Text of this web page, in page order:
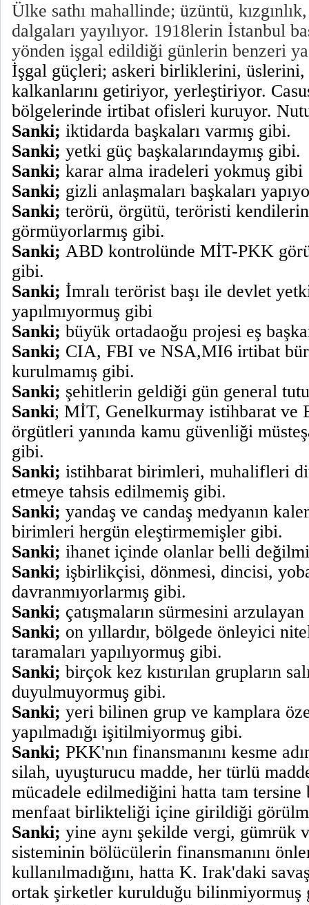
Ülke sathı mahallinde; üzüntü,
dalgaları yayılıyor. 1918lerin İstanbul
yönden işgal edildiği günlerin benzeri
İşgal güçleri; askeri birliklerini, üslerini,
kalkanlarını getiriyor, yerleştiriyor.
bölgelerinde irtibat ofisleri kuruyor.
Sanki; iktidarda başkaları varmış gibi.
Sanki; yetki güç başkalarındaymış gibi.
Sanki; karar alma iradeleri yokmuş gibi
Sanki; gizli anlaşmaları başkaları
Sanki; terörü, örgütü, teröristi
görmüyorlarmış gibi.
Sanki; ABD kontrolünde MİT-PKK
gibi.
Sanki; İmralı terörist başı ile devlet
yapılmıyormuş gibi
Sanki; büyük ortadaoğu projesi eş
Sanki; CIA, FBI ve NSA,MI6 irtibat
kurulmamış gibi.
Sanki; şehitlerin geldiği gün general
Sanki; MİT, Genelkurmay istihbarat ve
örgütleri yanında kamu güvenliği
gibi.
Sanki; istihbarat birimleri, muhalifleri
etmeye tahsis edilmemiş gibi.
Sanki; yandaş ve candaş medyanın
birimleri hergün eleştirmemişler gibi.
Sanki; ihanet içinde olanlar belli
Sanki; işbirlikçisi, dönmesi, dincisi,
davranmıyorlarmış gibi.
Sanki; çatışmaların sürmesini
Sanki; on yıllardır, bölgede önleyici
taramaları yapılıyormuş gibi.
Sanki; birçok kez kıstırılan grupların
duyulmuyormuş gibi.
Sanki; yeri bilinen grup ve kamplara
yapılmadığı işitilmiyormuş gibi.
Sanki; PKK'nın finansmanını kesme
silah, uyuşturucu madde, her türlü
mücadele edilmediğini hatta tam tersine
menfaat birlikteliği içine girildiği
Sanki; yine aynı şekilde vergi, gümrük
sisteminin bölücülerin finansmanını
kullanılmadığını, hatta K. Irak'daki
ortak şirketler kurulduğu bilinmiyormuş